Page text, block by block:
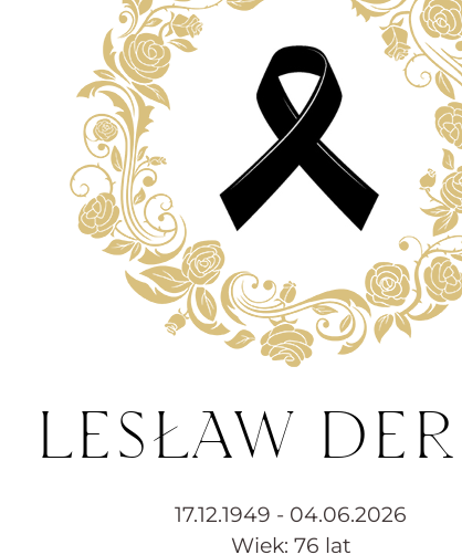
LESŁAW
17.12.1949 - 04.06.2026
Wiek: 76 lat